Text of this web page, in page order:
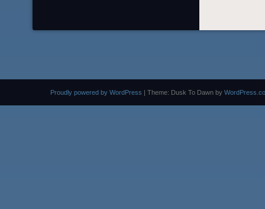
Proudly powered by WordPress | Theme: Dusk To Dawn by